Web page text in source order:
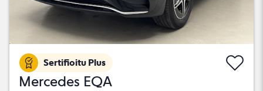
Sertifioitu Plus
Mercedes EQA